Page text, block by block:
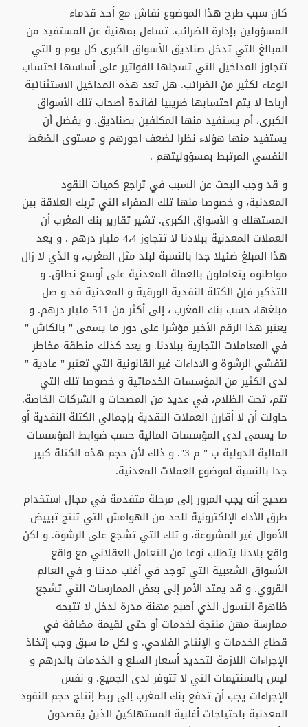
كان سبب طرح هذا الموضوع نقاش مع أحد قدماء
المسؤولين بإدارة الضرائب. تساءل بمهنية عن المستفيد من
المبالغ التي تدخل صناديق الأسواق الكبرى كل يوم و التي
تتجاوز المداخيل التي تسجلها الفواتير على أساسها احتساب
الوعاء لكثير من الضرائب. هل تعد هذه المداخيل الاستثنائية
أرباحا لا يتم احتسابها ضريبيا لفائدة أصحاب تلك الأسواق
الكبرى، أم يستفيد منها المكلفين بصناديق. و يفضل أن
يستفيد منها هؤلاء نظرا لضعف اجورهم و مستوى الضغط
النفسي المرتبط بمسؤوليتهم .
و قد وجب البحث عن السبب في تراجع كميات النقود
المعدنية، و خصوصا منها تلك الصفراء التي تربك العلاقة بين
المستهلك و الأسواق الكبرى. تشير تقارير بنك المغرب أن
العملات المعدنية ببلادنا لا تتجاوز 4،4 مليار درهم . و يعد
هذا المبلغ ضئيلا جدا بالنسبة لبلد مثل المغرب، و الذي لا زال
مواطنوه يتعاملون بالعملة المعدنية على أوسع نطاق. و
للتذكير فإن الكتلة النقدية الورقية و المعدنية قد و صل
مبلغها، حسب بنك المغرب ، إلى أكثر من 511 مليار درهم. و
يعتبر هذا الرقم الأخير مؤشرا على دور ما يسمى " بالكاش "
في المعاملات التجارية ببلادنا. و يعد كذلك منطقة مخاطر
لتفشي الرشوة و الاداءات غير القانونية التي تعتبر " عادية "
لدى الكثير من المؤسسات الخدماتية و خصوصا تلك التي
تتم، تحت الظلام، في عديد من المصحات و الشركات الخاصة.
حاولت أن لا أقارن العملات النقدية بإجمالي الكتلة النقدية أو
ما يسمى لدى المؤسسات المالية حسب ضوابط المؤسسات
المالية الدولية ب " م 3". و ذلك لأن حجم هذه الكتلة كبير
جدا بالنسبة لموضوع العملات المعدنية.
صحيح أنه يجب المرور إلى مرحلة متقدمة في مجال استخدام
طرق الأداء الإلكترونية للحد من الهوامش التي تنتج تبييض
الأموال غير المشروعة، و تلك التي تشجع على الرشوة. و لكن
واقع بلادنا يتطلب نوعا من التعامل العقلاني مع واقع
الأسواق الشعبية التي توجد في أغلب مدننا و في العالم
القروي. و قد يمتد الأمر إلى بعض الممارسات التي تشجع
ظاهرة التسول الذي أصبح مهنة مدرة لدخل لا تتيحه
ممارسة مهن منتجة لخدمات أو حتى لقيمة مضافة في
قطاع الخدمات و الإنتاج الفلاحي. و لكل ما سبق وجب إتخاذ
الإجراءات اللازمة لتحديد أسعار السلع و الخدمات بالدرهم و
ليس بالسنتيمات التي لا تتوفر لدى الجميع. و نفس
الإجراءات يجب أن تدفع بنك المغرب إلى ربط إنتاج حجم النقود
المعدنية باحتياجات أغلبية المستهلكين الذين يقصدون